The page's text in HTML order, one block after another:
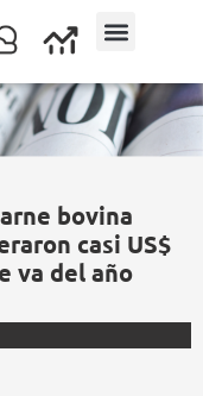
bovina
casi US$
va del año